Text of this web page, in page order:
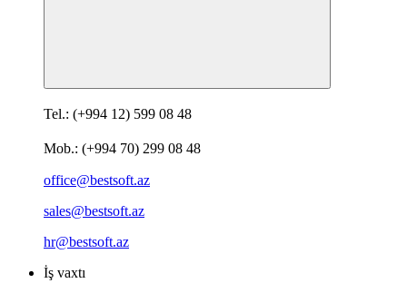
Tel.: (+994 12) 599 08 48
Mob.: (+994 70) 299 08 48
office@bestsoft.az
sales@bestsoft.az
hr@bestsoft.az
İş vaxtı